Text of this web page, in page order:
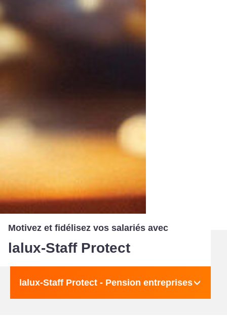
Motivez et fidélisez vos salariés avec
lalux-Staff Protect
lalux-Staff Protect - Pension entreprises